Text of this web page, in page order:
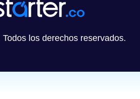
los derechos reservados.